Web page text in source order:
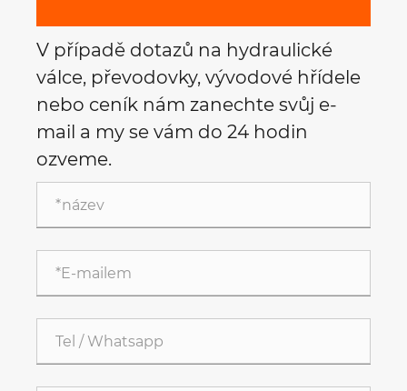
V případě dotazů na hydraulické
válce, převodovky, vývodové hřídele
nebo ceník nám zanechte svůj e-
mail a my se vám do 24 hodin
ozveme.